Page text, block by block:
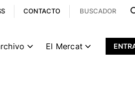
CONTACTO
El Mercat